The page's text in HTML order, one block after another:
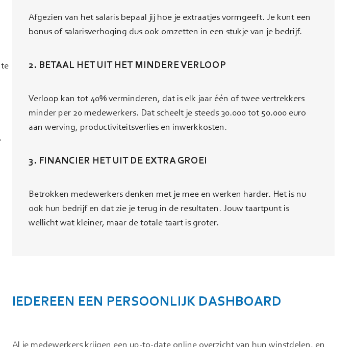
Afgezien van het salaris bepaal jij hoe je extraatjes vormgeeft. Je kunt een
bonus of salarisverhoging dus ook omzetten in een stukje van je bedrijf.
2. BETAAL HET UIT HET MINDERE VERLOOP
Verloop kan tot 40% verminderen, dat is elk jaar één of twee vertrekkers
minder per 20 medewerkers. Dat scheelt je steeds 30.000 tot 50.000 euro
aan werving, productiviteitsverlies en inwerkkosten.
3. FINANCIER HET UIT DE EXTRA GROEI
Betrokken medewerkers denken met je mee en werken harder. Het is nu
ook hun bedrijf en dat zie je terug in de resultaten. Jouw taartpunt is
wellicht wat kleiner, maar de totale taart is groter.
IEDEREEN EEN PERSOONLIJK DASHBOARD